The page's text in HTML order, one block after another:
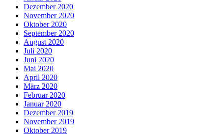
Dezember 2020
November 2020
Oktober 2020
September 2020
August 2020
Juli 2020
Juni 2020
Mai 2020
April 2020
März 2020
Februar 2020
Januar 2020
Dezember 2019
November 2019
Oktober 2019